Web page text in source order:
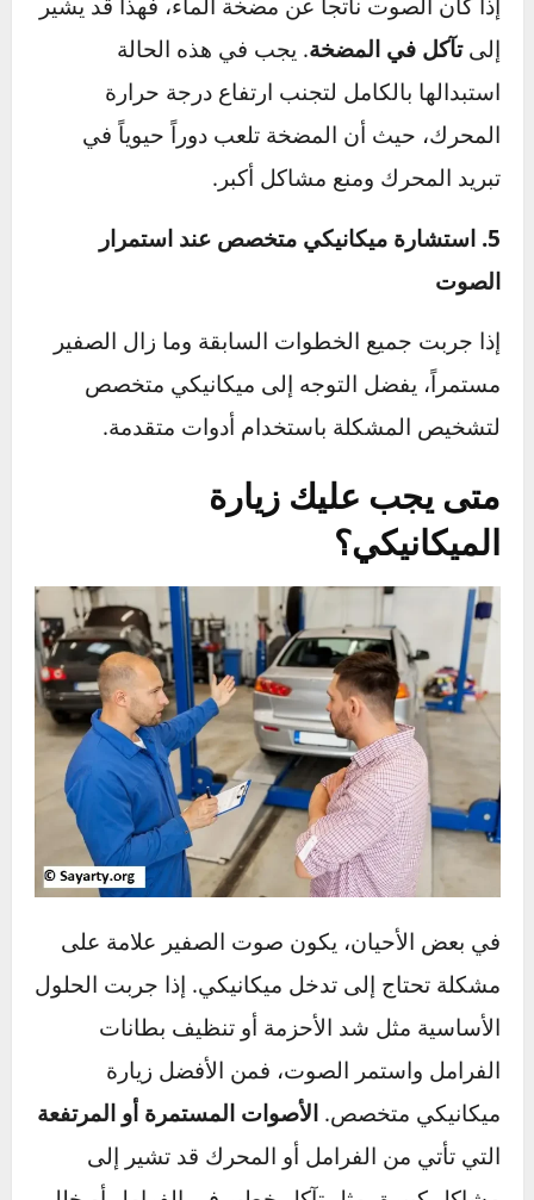
التهوية بصوت صفير، خاصة عندما يتغير ضغط
الهواء. فحص الأنابيب بحثاً عن أي تشققات أو ثقوب
يمكن أن يساعد في تحديد مكان التسرب وإصلاحه
باستخدام مواد مانعة للتسرب أو استبدال الأجزاء
إذا كان الصوت ناتجاً عن مضخة الماء، فهذا قد يشير
إلىتآكل في المضخة. يجب في هذه الحالة
استبدالها بالكامل لتجنب ارتفاع درجة حرارة
تبريد المحرك ومنع مشاكل أكبر​.
5. استشارة ميكانيكي متخصص عند استمرار
الصوت
إذا جربت جميع الخطوات السابقة وما زال الصفير
مستمراً، يفضل التوجه إلى ميكانيكي متخصص
لتشخيص المشكلة باستخدام أدوات متقدمة.
متى يجب عليك زيارة
الميكانيكي؟